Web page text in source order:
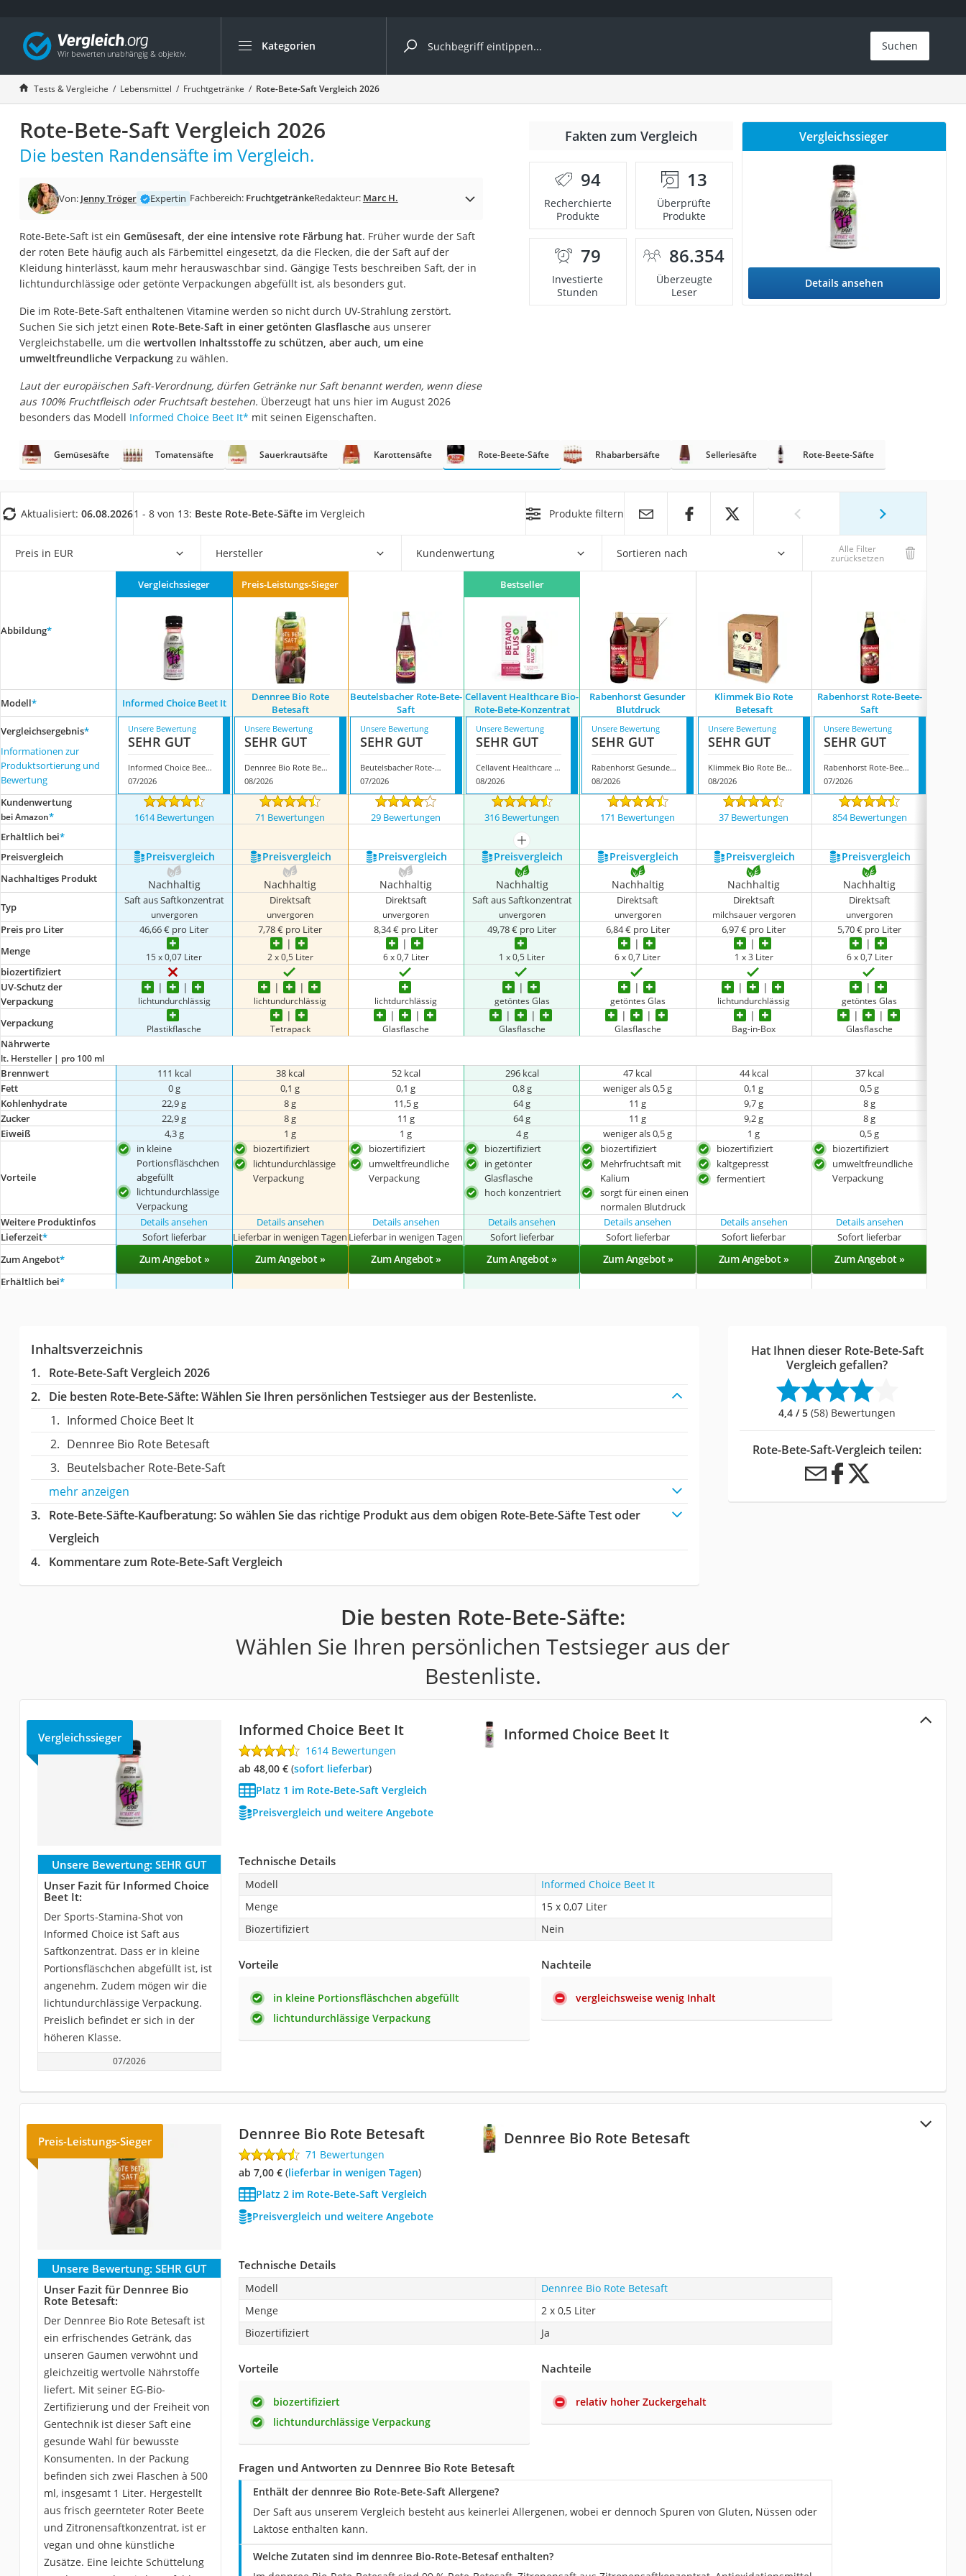
Kategorien
Die beliebtesten Vergleiche nach Kategorie
Lebensmittel
Schwarzkümmelöl
Knäckebrot
Schwarzkümmelöl-Kapseln
Manukahonig
Eiklar
Balsamico-Essig
Schwarzkümmelöl bio
Sardinen
Honig
Gemüsebrühe
Eiskaffee-Pulver
Irischer Whiskey
Grapefruitkernextrakt
Matcha-Set
Sojasauce
MCT-Öl
Erythrit
Service
Suchen
Tests & Vergleiche Lebensmittel Fruchtgetränke Rote-Bete-Saft Vergleich 2026
Rote-Bete-Saft Vergleich 2026
Die besten Randensäfte im Vergleich.
Von: Jenny Tröger Expertin Fachbereich: FruchtgetränkeRedakteur: Marc H.
Rote-Bete-Saft ist ein Gemüsesaft, der eine intensive rote Färbung hat. Früher wurde der Saft
der roten Bete häufig auch als Färbemittel eingesetzt, da die Flecken, die der Saft auf der
Kleidung hinterlässt, kaum mehr herauswaschbar sind. Gängige Tests beschreiben Saft, der in
lichtundurchlässige oder getönte Verpackungen abgefüllt ist, als besonders gut.
Die im Rote-Bete-Saft enthaltenen Vitamine werden so nicht durch UV-Strahlung zerstört.
Suchen Sie sich jetzt einen Rote-Bete-Saft in einer getönten Glasflascheaus unserer
Vergleichstabelle, um die wertvollen Inhaltsstoffe zu schützen, aber auch, um eine
umweltfreundliche Verpackungzu wählen.
Laut der europäischen Saft-Verordnung, dürfen Getränke nur Saft benannt werden, wenn diese
aus 100% Fruchtfleisch oder Fruchtsaft bestehen. Überzeugt hat uns hier im August 2026
besonders das Modell Informed Choice Beet It* mit seinen Eigenschaften.
Fakten zum Vergleich
94
Recherchierte
Produkte
13
Überprüfte
Produkte
79
Investierte
Stunden
86.354
Überzeugte
Leser
Vergleichssieger
Details ansehen
Gemüsesäfte Tomatensäfte Sauerkrautsäfte Karottensäfte Rote-Beete-Säfte Rhabarbersäfte Selleriesäfte Rote-Beete-Säfte
Aktualisiert: 06.08.20261 - 8 von 13: Beste Rote-Bete-Säfte im Vergleich Produkte filtern
Preis in EUR Hersteller Kundenwertung Sortieren nach Alle Filter
zurücksetzen
Abbildung*
Vergleichssieger Preis-Leistungs-Sieger Bestseller
Modell* Informed Choice Beet It
Dennree Bio Rote
Betesaft
Beutelsbacher Rote-Bete-
Saft
Cellavent Healthcare Bio-
Rote-Bete-Konzentrat
Rabenhorst Gesunder
Blutdruck
Klimmek Bio Rote
Betesaft
Rabenhorst Rote-Beete-
Saft
Vergleichsergebnis*
Informationen zur
Produktsortierung und
Bewertung
Unsere Bewertung
SEHR GUT
Informed Choice Beet It
07/2026
Unsere Bewertung
SEHR GUT
Dennree Bio Rote Betesaft
08/2026
Unsere Bewertung
SEHR GUT
Beutelsbacher Rote-Bete-Saft
07/2026
Unsere Bewertung
SEHR GUT
Cellavent Healthcare Bio-Rote-Bete-Konzentrat
08/2026
Unsere Bewertung
SEHR GUT
Rabenhorst Gesunder Blutdruck
08/2026
Unsere Bewertung
SEHR GUT
Klimmek Bio Rote Betesaft
08/2026
Unsere Bewertung
SEHR GUT
Rabenhorst Rote-Beete-Saft
07/2026
Kundenwertung
bei Amazon* 1614 Bewertungen 71 Bewertungen 29 Bewertungen 316 Bewertungen 171 Bewertungen 37 Bewertungen 854 Bewertungen
Erhältlich bei*
mehr anzeigen
Preis­vergleich
Preis­vergleich Preis­vergleich Preis­vergleich Preis­vergleich Preis­vergleich Preis­vergleich Preis­vergleich
Nachhaltiges Produkt Nachhaltig Nachhaltig Nachhaltig Nachhaltig Nachhaltig Nachhaltig Nachhaltig
Typ
Saft aus Saftkonzentrat
unvergoren
Direktsaft
unvergoren
Direktsaft
unvergoren
Saft aus Saftkonzentrat
unvergoren
Direktsaft
unvergoren
Direktsaft
milchsauer vergoren
Direktsaft
unvergoren
Preis pro Liter 46,66 € pro Liter 7,78 € pro Liter 8,34 € pro Liter 49,78 € pro Liter 6,84 € pro Liter 6,97 € pro Liter 5,70 € pro Liter
Menge
15 x 0,07 Liter 2 x 0,5 Liter 6 x 0,7 Liter 1 x 0,5 Liter 6 x 0,7 Liter 1 x 3 Liter 6 x 0,7 Liter
biozertifiziert
UV-Schutz der
Verpackung
lichtundurchlässig lichtundurchlässig lichtdurchlässig getöntes Glas getöntes Glas lichtundurchlässig getöntes Glas
Verpackung Plastikflasche Tetrapack Glasflasche Glasflasche Glasflasche Bag-in-Box Glasflasche
Nährwerte
lt. Hersteller | pro 100 ml
Brennwert 111 kcal 38 kcal 52 kcal 296 kcal 47 kcal 44 kcal
37 kcal
Fett
0 g 0,1 g 0,1 g 0,8 g weniger als 0,5 g 0,1 g
0,5 g
Kohlenhydrate
22,9 g 8 g 11,5 g 64 g 11 g 9,7 g
8 g
Zucker
22,9 g 8 g 11 g 64 g 11 g 9,2 g
8 g
Eiweiß
4,3 g 1 g 1 g 4 g weniger als 0,5 g 1 g 0,5 g
Vorteile
in kleine
Portionsfläschchen
abgefüllt
lichtundurchlässige
Verpackung
biozertifiziert
lichtundurchlässige
Verpackung
biozertifiziert
umweltfreundliche
Verpackung
biozertifiziert
in getönter
Glasflasche
hoch konzentriert
biozertifiziert
Mehrfruchtsaft mit
Kalium
sorgt für einen einen
normalen Blutdruck
biozertifiziert
kaltgepresst
fermentiert
biozertifiziert
umweltfreundliche
Verpackung
Weitere Produktinfos Details ansehen Details ansehen Details ansehen Details ansehen Details ansehen Details ansehen
Details ansehen
Lieferzeit* Sofort lieferbar Lieferbar in wenigen Tagen Lieferbar in wenigen Tagen Sofort lieferbar Sofort lieferbar Sofort lieferbar Sofort lieferbar
Zum Angebot* Zum Angebot » Zum Angebot » Zum Angebot » Zum Angebot » Zum Angebot » Zum Angebot » Zum Angebot »
Erhältlich bei*
Inhaltsverzeichnis
Rote-Bete-Saft Vergleich 2026
Die besten Rote-Bete-Säfte:Wählen Sie Ihren persönlichen Testsieger aus der Bestenliste.
Informed Choice Beet It
Dennree Bio Rote Betesaft
Beutelsbacher Rote-Bete-Saft
mehr anzeigen
Rote-Bete-Säfte-Kaufberatung: So wählen Sie das richtige Produkt aus dem obigen Rote-Bete-Säfte Test oder
Vergleich
Kommentare zum Rote-Bete-Saft Vergleich
Hat Ihnen dieser Rote-Bete-Saft
Vergleich gefallen?
4,4 / 5 (58) Bewertungen
Rote-Bete-Saft-Vergleich teilen:
Die besten Rote-Bete-Säfte:
Wählen Sie Ihren persönlichen Testsieger aus der
Bestenliste.
Informed Choice Beet It
Vergleichssieger Informed Choice Beet It
1614 Bewertungen
ab 48,00 €( Sofort lieferbar)
Platz 1 im Rote-Bete-Saft Vergleich
Preisvergleich und weitere Angebote
Unsere Bewertung: SEHR GUT
Unser Fazit für Informed Choice
Beet It:
Der Sports-Stamina-Shot von
Informed Choice ist Saft aus
Saftkonzentrat. Dass er in kleine
Portionsfläschchen abgefüllt ist, ist
angenehm. Zudem mögen wir die
lichtundurchlässige Verpackung.
Preislich befindet er sich in der
höheren Klasse.
07/2026
Technische Details
Modell
Informed Choice Beet It
Menge
15 x 0,07 Liter
Biozertifiziert
Nein
Vorteile
in kleine Portionsfläschchen abgefüllt
lichtundurchlässige Verpackung
Nachteile
vergleichsweise wenig Inhalt
Dennree Bio Rote Betesaft
Preis-Leistungs-Sieger Dennree Bio Rote Betesaft
71 Bewertungen
ab 7,00 €( Lieferbar in wenigen Tagen)
Platz 2 im Rote-Bete-Saft Vergleich
Preisvergleich und weitere Angebote
Unsere Bewertung: SEHR GUT
Unser Fazit für Dennree Bio
Rote Betesaft:
Der Dennree Bio Rote Betesaft ist
ein erfrischendes Getränk, das
unseren Gaumen verwöhnt und
gleichzeitig wertvolle Nährstoffe
liefert. Mit seiner EG-Bio-
Zertifizierung und der Freiheit von
Gentechnik ist dieser Saft eine
gesunde Wahl für bewusste
Konsumenten. In der Packung
befinden sich zwei Flaschen à 500
ml, insgesamt 1 Liter. Hergestellt
aus frisch geernteter Roter Beete
und Zitronensaftkonzentrat, ist er
vegan und ohne künstliche
Zusätze. Eine leichte Schüttelung
Technische Details
Modell
Dennree Bio Rote Betesaft
Menge
2 x 0,5 Liter
Biozertifiziert
Ja
Vorteile
biozertifiziert
lichtundurchlässige Verpackung
Nachteile
relativ hoher Zuckergehalt
Fragen und Antworten zu Dennree Bio Rote Betesaft
Enthält der dennree Bio Rote-Bete-Saft Allergene?
Der Saft aus unserem Vergleich besteht aus keinerlei Allergenen, wobei er dennoch Spuren von Gluten, Nüssen oder
Laktose enthalten kann.
Welche Zutaten sind im dennree Bio-Rote-Betesaf enthalten?